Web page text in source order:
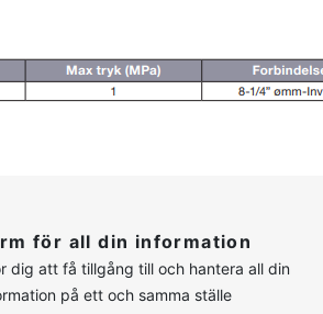
för all din information
dig att få tillgång till och hantera all din
på ett och samma ställe